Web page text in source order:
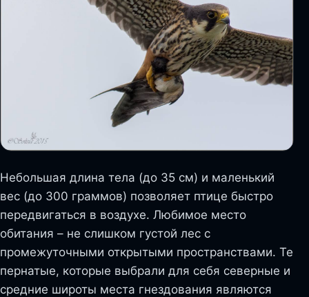
Небольшая длина тела (до 35 см) и маленький
вес (до 300 граммов) позволяет птице быстро
передвигаться в воздухе. Любимое место
обитания – не слишком густой лес с
промежуточными открытыми пространствами. Те
пернатые, которые выбрали для себя северные и
средние широты места гнездования являются